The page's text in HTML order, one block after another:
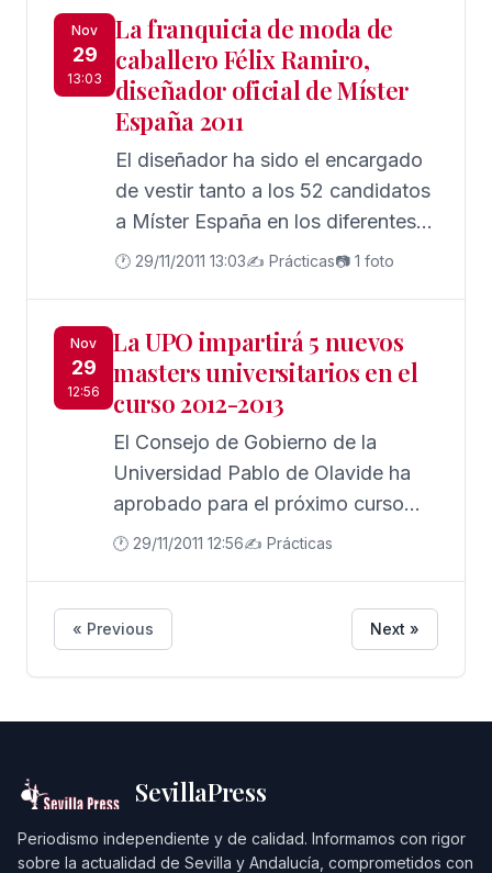
conferencia La crisis económica y
financiera en Europa: la
perspectiva de Austria.
Nov
29
13:03
La franquicia de moda de
caballero Félix Ramiro,
diseñador oficial de Míster
España 2011
El diseñador ha sido el encargado
de vestir tanto a los 52 candidatos
a Míster España en los diferentes
momentos de la gala, como al
España 2011 tuvieron lugar los días
26 y 27 de noviembre, en el
Palacio de los Sueños de Sevilla.
🕐 29/11/2011 13:03✍️ Prácticas📷 1 foto
Nov
29
12:56
La UPO impartirá 5 nuevos
masters universitarios en el
curso 2012-2013
El Consejo de Gobierno de la
Universidad Pablo de Olavide ha
aprobado para el próximo curso
2012-2013 un total de 42 masters
UPO por consolidar una oferta que
combina, por un lado, el perfil
postgrados y, por otro lado, la
al desarrollo de la investigación, y
que destaca por su calidad y su
grado de internacionalización.
🕐 29/11/2011 12:56✍️ Prácticas
« Previous Next »
SevillaPress
Periodismo independiente y de calidad. Informamos con rigor
sobre la actualidad de Sevilla y Andalucía, comprometidos con